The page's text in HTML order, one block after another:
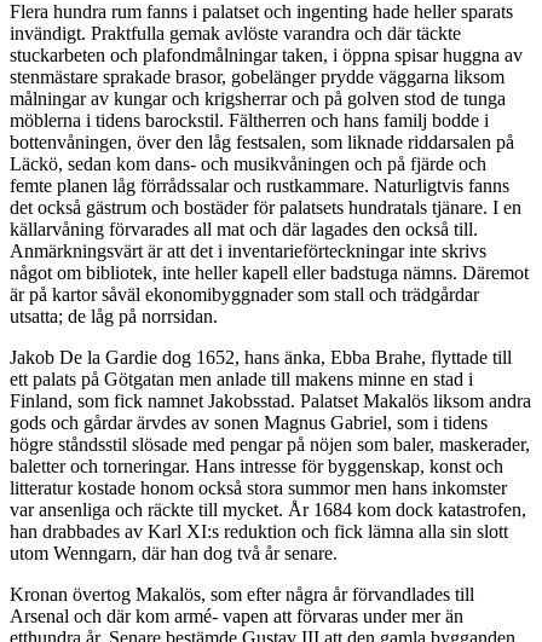
Flera hundra rum fanns i palatset och ingenting hade heller sparats
invändigt. Praktfulla gemak avlöste varandra och där täckte
stuckarbeten och plafondmålningar taken, i öppna spisar huggna av
stenmästare sprakade brasor, gobelänger prydde väggarna liksom
målningar av kungar och krigsherrar och på golven stod de tunga
möblerna i tidens barockstil. Fältherren och hans familj bodde i
bottenvåningen, över den låg festsalen, som liknade riddarsalen på
Läckö, sedan kom dans- och musikvåningen och på fjärde och
femte planen låg förrådssalar och rustkammare. Naturligtvis fanns
det också gästrum och bostäder för palatsets hundratals tjänare. I en
källarvåning förvarades all mat och där lagades den också till.
Anmärkningsvärt är att det i inventarieförteckningar inte skrivs
något om bibliotek, inte heller kapell eller badstuga nämns. Däremot
är på kartor såväl ekonomibyggnader som stall och trädgårdar
utsatta; de låg på norrsidan.
Jakob De la Gardie dog 1652, hans änka, Ebba Brahe, flyttade till
ett palats på Götgatan men anlade till makens minne en stad i
Finland, som fick namnet Jakobsstad. Palatset Makalös liksom andra
gods och gårdar ärvdes av sonen Magnus Gabriel, som i tidens
högre ståndsstil slösade med pengar på nöjen som baler, maskerader,
baletter och torneringar. Hans intresse för byggenskap, konst och
litteratur kostade honom också stora summor men hans inkomster
var ansenliga och räckte till mycket. År 1684 kom dock katastrofen,
han drabbades av Karl XI:s reduktion och fick lämna alla sin slott
utom Wenngarn, där han dog två år senare.
Kronan övertog Makalös, som efter några år förvandlades till
Arsenal och där kom armé- vapen att förvaras under mer än